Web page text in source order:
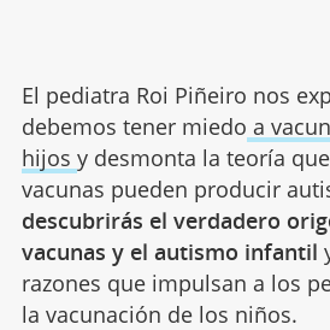
El pediatra Roi Piñeiro nos
debemos tener miedo a
hijos y desmonta la teoría
vacunas pueden producir
descubrirás el verdadero
vacunas y el autismo infantil
razones que impulsan a los
la vacunación de los niños.